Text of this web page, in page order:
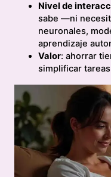
Nivel de
sabe —ni
neuronales,
aprendizaje
Valor: ahorrar
simplificar